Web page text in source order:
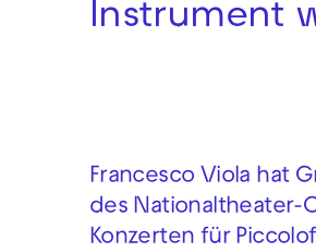
Instrument
Francesco Viola hat
des Nationaltheater-
Konzerten für